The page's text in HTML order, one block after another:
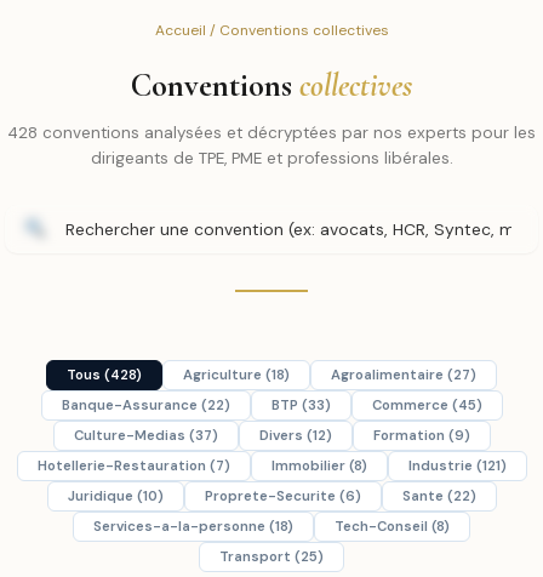
Accueil / Conventions collectives
Conventions collectives
428 conventions analysées et décryptées par nos experts pour les
dirigeants de TPE, PME et professions libérales.
Tous (428) Agriculture (18)
Agroalimentaire (27)
Banque-Assurance (22)
BTP (33)
Commerce (45)
Culture-Medias (37)
Divers (12)
Formation (9)
Hotellerie-Restauration (7)
Immobilier (8)
Industrie (121)
Juridique (10)
Proprete-Securite (6)
Sante (22)
Services-a-la-personne (18)
Tech-Conseil (8)
Transport (25)